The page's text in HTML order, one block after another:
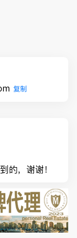
复制
的，谢谢！